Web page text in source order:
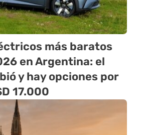
más baratos
en Argentina: el
y hay opciones por
17.000